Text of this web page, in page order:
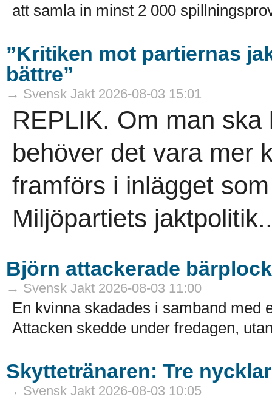
att samla in minst 2 000
”Kritiken mot partiernas
bättre”
→ Svensk Jakt 2026-08-03 15:01
REPLIK. Om man
behöver det vara mer
framförs i inlägget
Miljöpartiets
Björn attackerade
→ Svensk Jakt 2026-08-03 11:00
En kvinna skadades i samband med
Attacken skedde under fredagen,
Skyttetränaren: Tre
→ Svensk Jakt 2026-08-03 10:05